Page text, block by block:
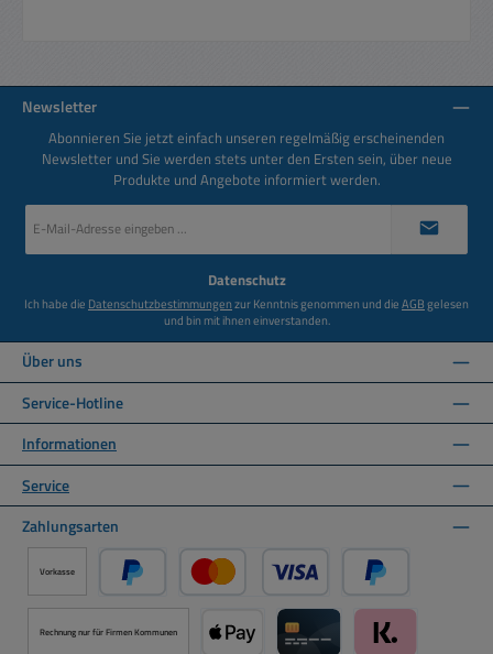
Newsletter
Abonnieren Sie jetzt einfach unseren regelmäßig erscheinenden
Newsletter und Sie werden stets unter den Ersten sein, über neue
Produkte und Angebote informiert werden.
Mail-
Datenschutz
Ich habe die Datenschutzbestimmungenzur Kenntnis genommen und dieAGBgelesen
und bin mit ihnen einverstanden.
Über uns
Service-Hotline
Informationen
Service
Zahlungsarten
Vorkasse
PayPal Kredit- oder Debitkarte über PayPal
Später Bezahlen
Rechnung nur für Firmen Kommunen